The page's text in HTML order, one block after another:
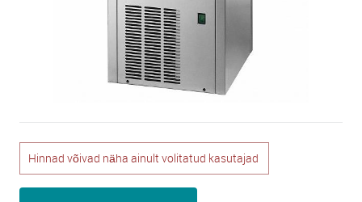
Hinnad võivad näha ainult volitatud kasutajad